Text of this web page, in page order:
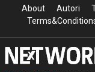
About Autori